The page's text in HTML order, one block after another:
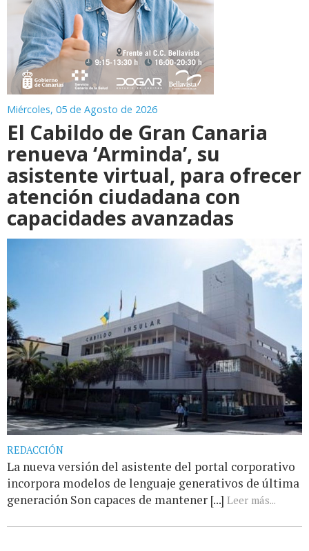
Miércoles, 05 de Agosto de 2026
El Cabildo de Gran Canaria
renueva ‘Arminda’, su
asistente virtual, para ofrecer
atención ciudadana con
capacidades avanzadas
REDACCIÓN
La nueva versión del asistente del portal corporativo
incorpora modelos de lenguaje generativos de última
generación Son capaces de mantener [...] Leer más...